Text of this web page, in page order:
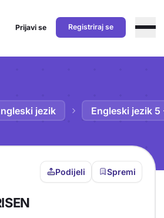
Prijavi se Registriraj se
jezik Engleski jezik
Podijeli Spremi